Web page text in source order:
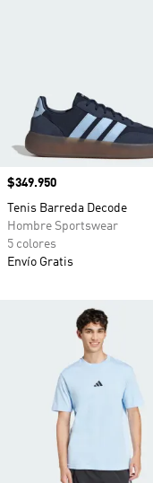
Precio
$349.950
Tenis Barreda Decode
Hombre Sportswear
5 colores
Envío Gratis